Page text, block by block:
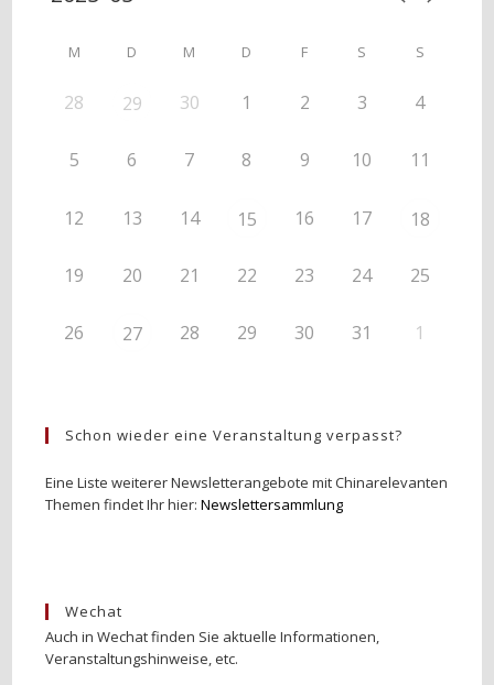
M D M D F S S
28 29 30 1 2 3 4
5 6 7 8 9 10 11
12 13 14 15 16 17 18
19 20 21 22 23 24 25
26 27 28 29 30 31 1
Schon wieder eine Veranstaltung verpasst?
Eine Liste weiterer Newsletterangebote mit Chinarelevanten
Themen findet Ihr hier:Newslettersammlung
Wechat
Auch in Wechat finden Sie aktuelle Informationen,
Veranstaltungshinweise, etc.